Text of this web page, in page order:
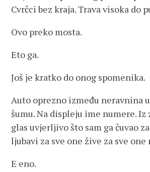
Cvrčci bez kraja. Trava visoka do
Ovo preko mosta.
Eto ga.
Još je kratko do onog spomenika.
Auto oprezno između neravnina
šumu. Na displeju ime numere.
glas uvjerljivo što sam ga čuvao
ljubavi za sve one žive za sve one
E eno.